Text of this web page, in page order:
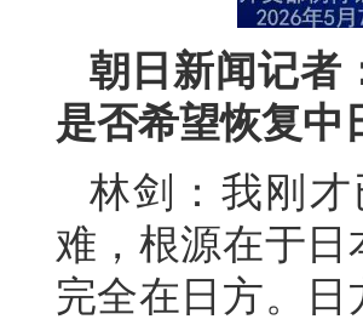
朝日新闻记者
是否希望恢复中
林剑：我刚
难，根源在于
完全在日方。